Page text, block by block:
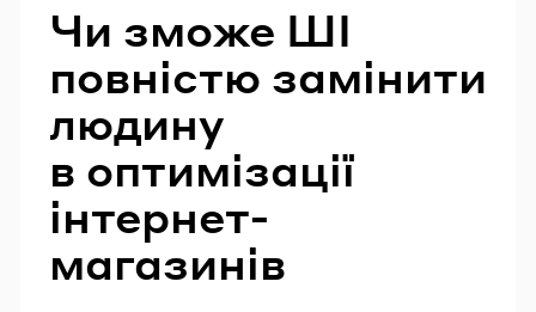
Чи зможе ШІ
повністю замінити
людину
в оптимізації
інтернет-
магазинів